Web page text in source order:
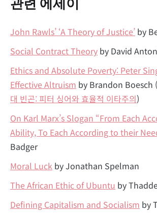
John Rawls’ ‘A Theory of Justice’ by
Social Contract Theory by David
Ethics and Absolute Poverty: Peter
Effective Altruism by Brandon Boesch
대 빈곤: 피터 싱어와 효율적 이타주의)
On Karl Marx’s Slogan “From Each
Ability, To Each According to their
Badger
Moral Luck by Jonathan Spelman
The African Ethic of Ubuntu by
Defining Capitalism and Socialism by